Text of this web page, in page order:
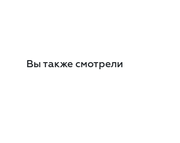
Вы также смотрели